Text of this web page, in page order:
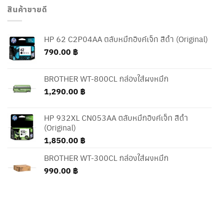
สินค้าขายดี
HP 62 C2P04AA ตลับหมึกอิงค์เจ็ท สีดำ (Original)
790.00 ฿
BROTHER WT-800CL กล่องใส่ผงหมึก
1,290.00 ฿
HP 932XL CN053AA ตลับหมึกอิงค์เจ็ท สีดำ
(Original)
1,850.00 ฿
BROTHER WT-300CL กล่องใส่ผงหมึก
990.00 ฿